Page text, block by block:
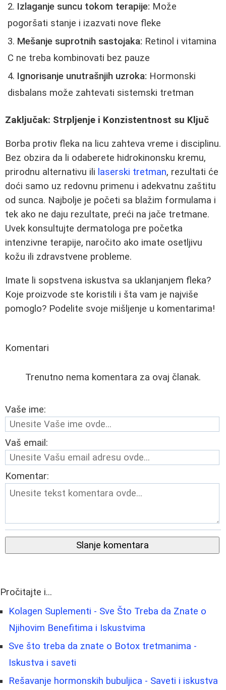
Izlaganje suncu tokom terapije: Može
pogoršati stanje i izazvati nove fleke
Mešanje suprotnih sastojaka: Retinol i vitamina
C ne treba kombinovati bez pauze
Ignorisanje unutrašnjih uzroka: Hormonski
disbalans može zahtevati sistemski tretman
Zaključak: Strpljenje i Konzistentnost su Ključ
Borba protiv fleka na licu zahteva vreme i disciplinu.
Bez obzira da li odaberete hidrokinonsku kremu,
prirodnu alternativu ili laserski tretman, rezultati će
doći samo uz redovnu primenu i adekvatnu zaštitu
od sunca. Najbolje je početi sa blažim formulama i
tek ako ne daju rezultate, preći na jače tretmane.
Uvek konsultujte dermatologa pre početka
intenzivne terapije, naročito ako imate osetljivu
kožu ili zdravstvene probleme.
Imate li sopstvena iskustva sa uklanjanjem fleka?
Koje proizvode ste koristili i šta vam je najviše
pomoglo? Podelite svoje mišljenje u komentarima!
Komentari
Trenutno nema komentara za ovaj članak.
Vaše ime:
Vaš email:
Komentar:
Slanje komentara
Pročitajte i...
Kolagen Suplementi - Sve Što Treba da Znate o
Njihovim Benefitima i Iskustvima
Sve što treba da znate o Botox tretmanima -
Iskustva i saveti
Rešavanje hormonskih bubuljica - Saveti i iskustva